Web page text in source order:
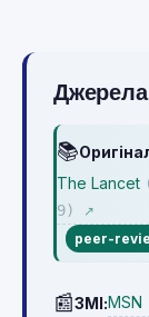
Джерела
📚
The Lancet
9)
↗
peer-
📰ЗМІ:MSN